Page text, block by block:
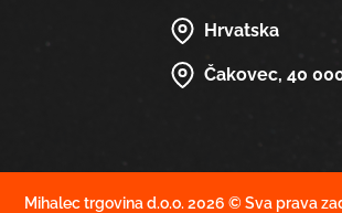
Hrvatska
Čakovec, 40
Mihalec trgovina d.o.o. 2026 © Sva prava